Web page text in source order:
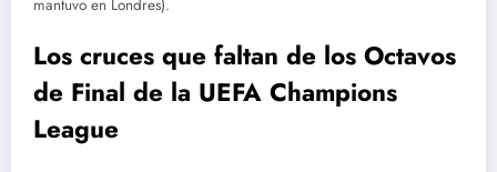
mantuvo en Londres).
Los cruces que faltan de los Octavos
de Final de la UEFA Champions
League